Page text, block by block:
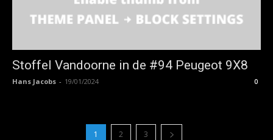
Stoffel Vandoorne in de #94 Peugeot 9X8
Hans Jacobs - 19/01/2024 0
1 2 3